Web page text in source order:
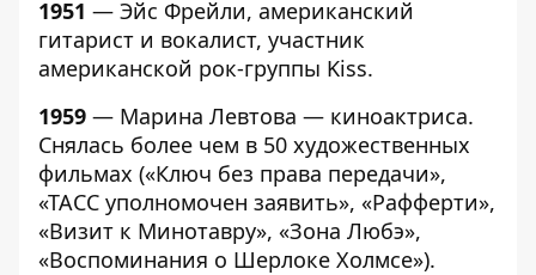
1951 — Эйс Фрейли, американский
гитарист и вокалист, участник
американской рок-группы Kiss.
1959 — Марина Левтова — киноактриса.
Снялась более чем в 50 художественных
фильмах («Ключ без права передачи»,
«ТАСС уполномочен заявить», «Рафферти»,
«Визит к Минотавру», «Зона Любэ»,
«Воспоминания о Шерлоке Холмсе»).